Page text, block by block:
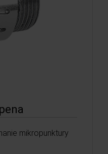
mikropunktury